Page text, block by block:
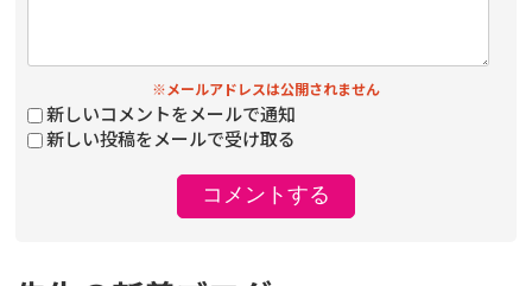
※メールアドレスは公開されません
新しいコメントをメールで通知
新しい投稿をメールで受け取る